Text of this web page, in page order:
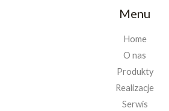
Menu
Home
O nas
Produkty
Realizacje
Serwis